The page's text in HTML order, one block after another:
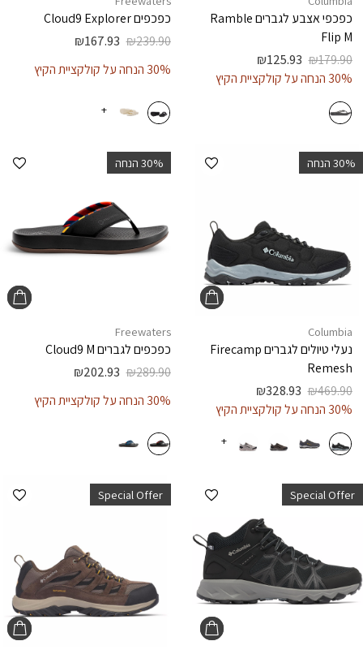
כפכפי אצבע לגבריםRamble
Flip M
₪179.90
₪125.93
30% הנחה על קולקציית הקיץ
כפכפיםCloud9 Explorer
₪239.90
₪167.93
30% הנחה על קולקציית הקיץ
+
הוספה למועדפים ‫30% הנחה
Columbia
נעלי טיולים לגבריםFirecamp
Remesh
₪469.90
₪328.93
30% הנחה על קולקציית הקיץ
+
‫30% הנחה
Freewaters
כפכפים לגבריםCloud9 M
₪289.90
₪202.93
30% הנחה על קולקציית הקיץ
הוספה למועדפים Special Offer
Special Offer